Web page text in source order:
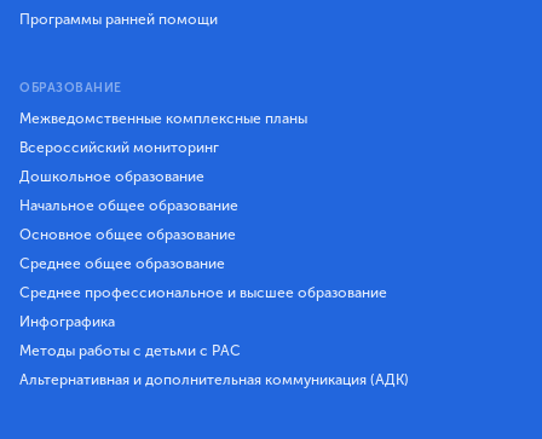
Программы ранней помощи
ОБРАЗОВАНИЕ
Межведомственные комплексные планы
Всероссийский мониторинг
Дошкольное образование
Начальное общее образование
Основное общее образование
Среднее общее образование
Среднее профессиональное и высшее образование
Инфографика
Методы работы с детьми с РАС
Альтернативная и дополнительная коммуникация (АДК)